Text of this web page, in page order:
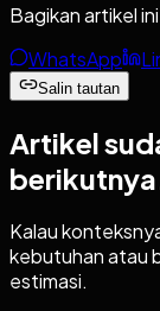
Bagikan artikel ini
WhatsApp
Salin tautan
Artikel
Kalau
kebutuhan atau
estimasi.